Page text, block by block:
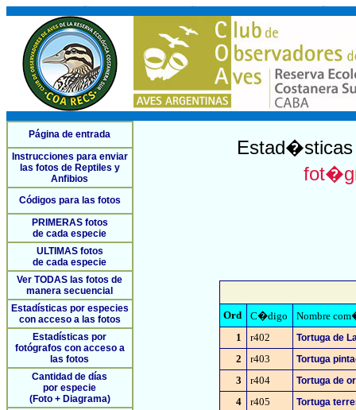
Página de entrada
Instrucciones para enviar
las fotos de Reptiles y
Anfibios
Códigos para las fotos
PRIMERAS fotos
de cada especie
ULTIMAS fotos
de cada especie
Ver TODAS las fotos de
manera secuencial
Estadísticas por especies
con acceso a las fotos
Estadísticas por
fotógrafos con acceso a
las fotos
Cantidad de días
por especie
(Foto + Diagrama)
Estad�sticas
Ord C�digo
Nombre
1
r402 Tortuga de
2 r403 Tortuga
3 r404 Tortuga de
4 r405 Tortuga